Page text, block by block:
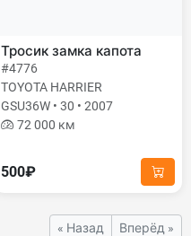
Тросик замка капота
#4776
TOYOTA HARRIER
GSU36W • 30 • 2007
72 000 км
500₽
« Назад Вперёд »